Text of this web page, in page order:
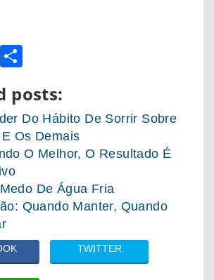
Twitter
posts:
Do Hábito De Sorrir Sobre
Os Demais
O Melhor, O Resultado É
De Água Fria
Quando Manter, Quando
TWITTER